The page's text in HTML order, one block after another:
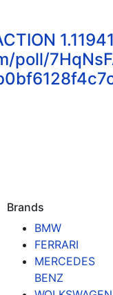
poll/
Brands
BMW
FERRARI
MERCEDES
BENZ